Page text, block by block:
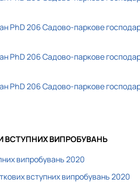
PhD 206 Садово-паркове
PhD 206 Садово-паркове
PhD 206 Садово-паркове
ВСТУПНИХ ВИПРОБУВАНЬ
випробувань 2020
вступних випробувань 2020